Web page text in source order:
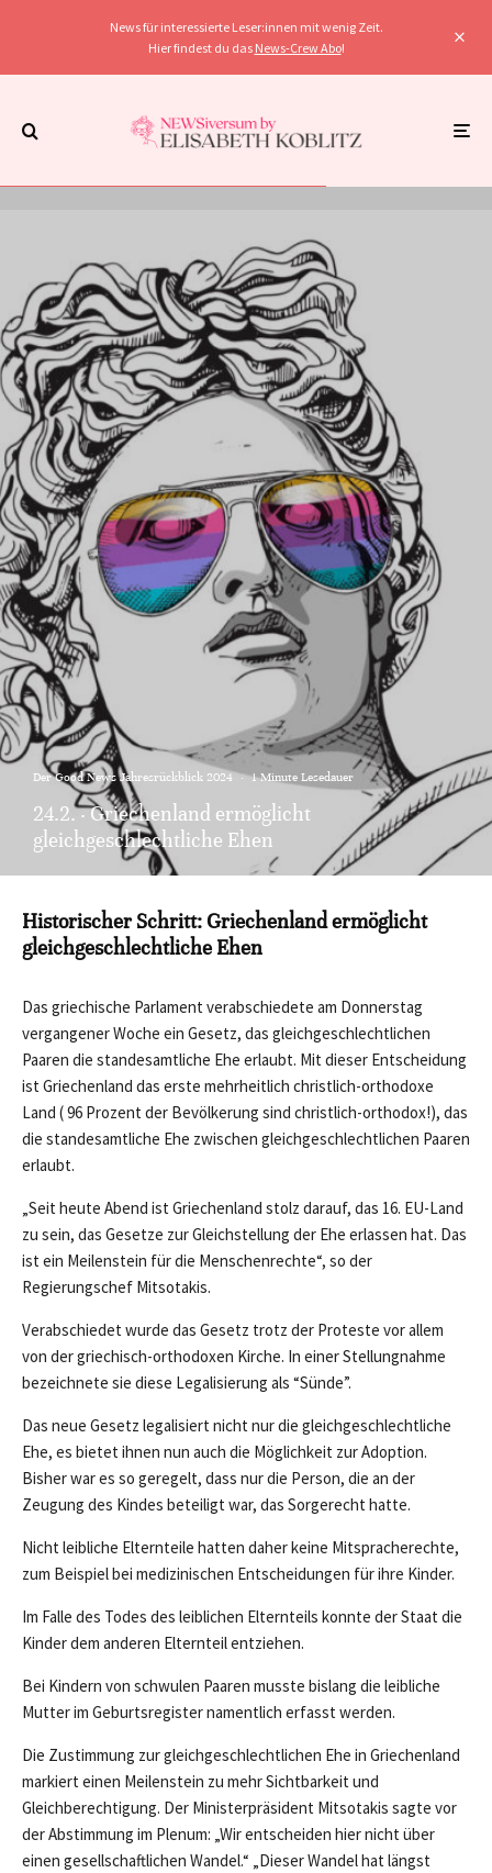
News für interessierte Leser:innen mit wenig Zeit.
Hier findest du das News-Crew Abo!
Der Good News Jahresrückblick 2024 · 1 Minute Lesedauer
24.2. · Griechenland ermöglicht
gleichgeschlechtliche Ehen
Historischer Schritt: Griechenland ermöglicht
gleichgeschlechtliche Ehen
Das griechische Parlament verabschiedete am Donnerstag
vergangener Woche ein Gesetz, das gleichgeschlechtlichen
Paaren die standesamtliche Ehe erlaubt. Mit dieser Entscheidung
ist Griechenland das erste mehrheitlich christlich-orthodoxe
Land ( 96 Prozent der Bevölkerung sind christlich-orthodox!), das
die standesamtliche Ehe zwischen gleichgeschlechtlichen Paaren
erlaubt.
„Seit heute Abend ist Griechenland stolz darauf, das 16. EU-Land
zu sein, das Gesetze zur Gleichstellung der Ehe erlassen hat. Das
ist ein Meilenstein für die Menschenrechte“, so der
Regierungschef Mitsotakis.
Verabschiedet wurde das Gesetz trotz der Proteste vor allem
von der griechisch-orthodoxen Kirche. In einer Stellungnahme
bezeichnete sie diese Legalisierung als “Sünde”.
Das neue Gesetz legalisiert nicht nur die gleichgeschlechtliche
Ehe, es bietet ihnen nun auch die Möglichkeit zur Adoption.
Bisher war es so geregelt, dass nur die Person, die an der
Zeugung des Kindes beteiligt war, das Sorgerecht hatte.
Nicht leibliche Elternteile hatten daher keine Mitspracherechte,
zum Beispiel bei medizinischen Entscheidungen für ihre Kinder.
Im Falle des Todes des leiblichen Elternteils konnte der Staat die
Kinder dem anderen Elternteil entziehen.
Bei Kindern von schwulen Paaren musste bislang die leibliche
Mutter im Geburtsregister namentlich erfasst werden.
Die Zustimmung zur gleichgeschlechtlichen Ehe in Griechenland
markiert einen Meilenstein zu mehr Sichtbarkeit und
Gleichberechtigung. Der Ministerpräsident Mitsotakis sagte vor
der Abstimmung im Plenum: „Wir entscheiden hier nicht über
einen gesellschaftlichen Wandel.“ „Dieser Wandel hat längst